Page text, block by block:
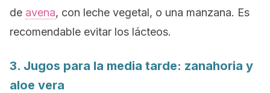
de avena, con leche vegetal, o una manzana. Es
recomendable evitar los lácteos.
3. Jugos para la media tarde: zanahoria y
aloe vera